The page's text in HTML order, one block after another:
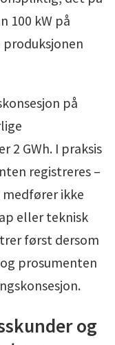
100 kW på
på
2 GWh. I praksis
registreres –
ikke
eller teknisk
først dersom
prosumenten
og